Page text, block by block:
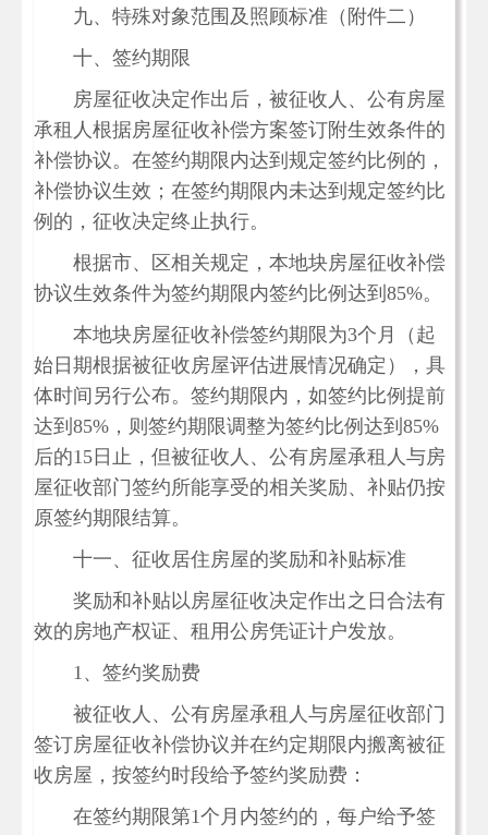
九、特殊对象范围及照顾标准（附件二）
十、签约期限
房屋征收决定作出后，被征收人、公有房屋
承租人根据房屋征收补偿方案签订附生效条件的
补偿协议。在签约期限内达到规定签约比例的，
补偿协议生效；在签约期限内未达到规定签约比
例的，征收决定终止执行。
根据市、区相关规定，本地块房屋征收补偿
协议生效条件为签约期限内签约比例达到85%。
本地块房屋征收补偿签约期限为3个月（起
始日期根据被征收房屋评估进展情况确定），具
体时间另行公布。签约期限内，如签约比例提前
达到85%，则签约期限调整为签约比例达到85%
后的15日止，但被征收人、公有房屋承租人与房
屋征收部门签约所能享受的相关奖励、补贴仍按
原签约期限结算。
十一、征收居住房屋的奖励和补贴标准
奖励和补贴以房屋征收决定作出之日合法有
效的房地产权证、租用公房凭证计户发放。
1、签约奖励费
被征收人、公有房屋承租人与房屋征收部门
签订房屋征收补偿协议并在约定期限内搬离被征
收房屋，按签约时段给予签约奖励费：
在签约期限第1个月内签约的，每户给予签